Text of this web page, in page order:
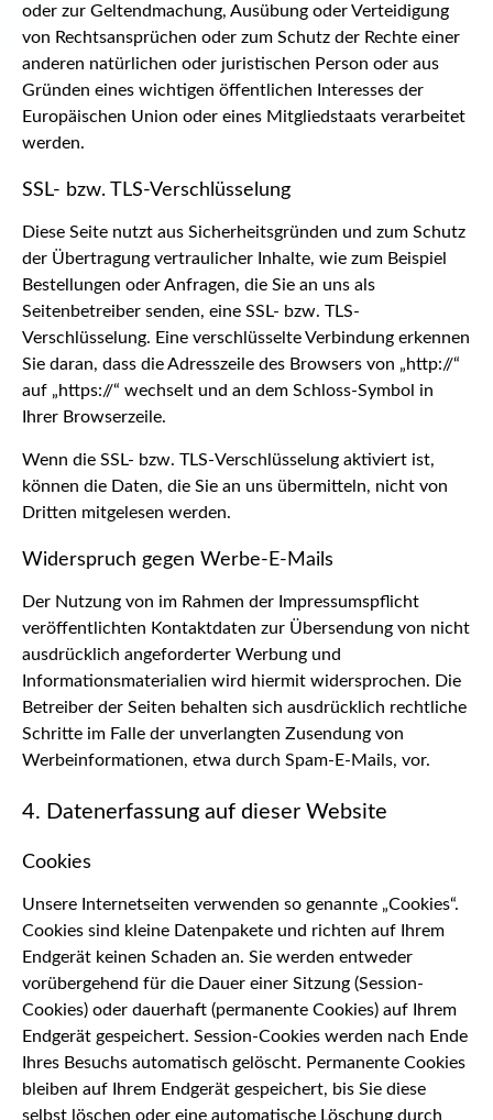
oder zur Geltendmachung, Ausübung oder Verteidigung
von Rechtsansprüchen oder zum Schutz der Rechte einer
anderen natürlichen oder juristischen Person oder aus
Gründen eines wichtigen öffentlichen Interesses der
Europäischen Union oder eines Mitgliedstaats verarbeitet
werden.
SSL- bzw. TLS-Verschlüsselung
Diese Seite nutzt aus Sicherheitsgründen und zum Schutz
der Übertragung vertraulicher Inhalte, wie zum Beispiel
Bestellungen oder Anfragen, die Sie an uns als
Seitenbetreiber senden, eine SSL- bzw. TLS-
Verschlüsselung. Eine verschlüsselte Verbindung erkennen
Sie daran, dass die Adresszeile des Browsers von „http://“
auf „https://“ wechselt und an dem Schloss-Symbol in
Ihrer Browserzeile.
Wenn die SSL- bzw. TLS-Verschlüsselung aktiviert ist,
können die Daten, die Sie an uns übermitteln, nicht von
Dritten mitgelesen werden.
Widerspruch gegen Werbe-E-Mails
Der Nutzung von im Rahmen der Impressumspflicht
veröffentlichten Kontaktdaten zur Übersendung von nicht
ausdrücklich angeforderter Werbung und
Informationsmaterialien wird hiermit widersprochen. Die
Betreiber der Seiten behalten sich ausdrücklich rechtliche
Schritte im Falle der unverlangten Zusendung von
Werbeinformationen, etwa durch Spam-E-Mails, vor.
4. Datenerfassung auf dieser Website
Cookies
Unsere Internetseiten verwenden so genannte „Cookies“.
Cookies sind kleine Datenpakete und richten auf Ihrem
Endgerät keinen Schaden an. Sie werden entweder
vorübergehend für die Dauer einer Sitzung (Session-
Cookies) oder dauerhaft (permanente Cookies) auf Ihrem
Endgerät gespeichert. Session-Cookies werden nach Ende
Ihres Besuchs automatisch gelöscht. Permanente Cookies
bleiben auf Ihrem Endgerät gespeichert, bis Sie diese
selbst löschen oder eine automatische Löschung durch